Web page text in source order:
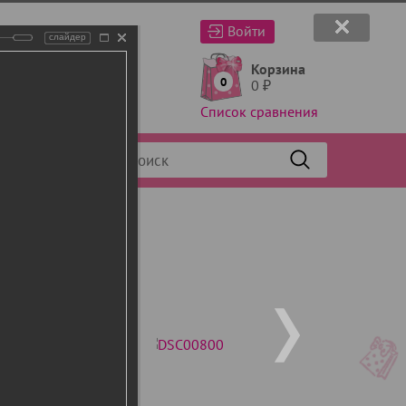
Войти
0
Корзина
0 ₽
Список сравнения
слайдер